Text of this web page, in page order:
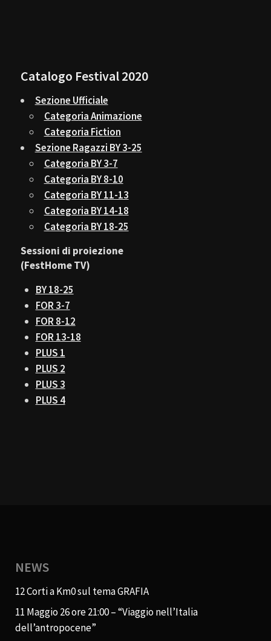
Catalogo Festival 2020
Sezione Ufficiale
Categoria Animazione
Categoria Fiction
Sezione Ragazzi BY 3-25
Categoria BY 3-7
Categoria BY 8-10
Categoria BY 11-13
Categoria BY 14-18
Categoria BY 18-25
Sessioni di proiezione
(FestHome TV)
BY 18-25
FOR 3-7
FOR 8-12
FOR 13-18
PLUS 1
PLUS 2
PLUS 3
PLUS 4
NEWS
12 Corti a Km0 sul tema GRAFIA
11 Maggio 26 ore 21:00 – “Viaggio nell’Italia
dell’antropocene”